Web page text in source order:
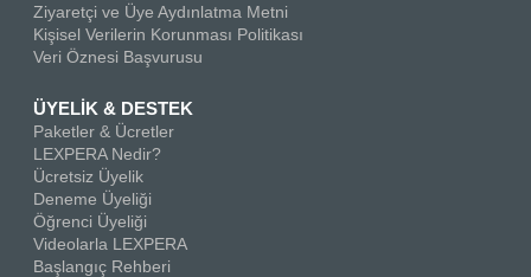
Ziyaretçi ve Üye Aydınlatma Metni
Kişisel Verilerin Korunması Politikası
Veri Öznesi Başvurusu
ÜYELİK & DESTEK
Paketler & Ücretler
LEXPERA Nedir?
Ücretsiz Üyelik
Deneme Üyeliği
Öğrenci Üyeliği
Videolarla LEXPERA
Başlangıç Rehberi